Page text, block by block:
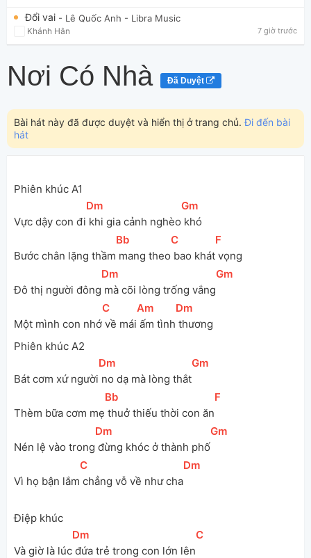
Đổi vai - Lê Quốc Anh - Libra Music
Khánh Hân 7 giờ trước
Nơi Có Nhà Đã Duyệt
Bài hát này đã được duyệt và hiển thị ở trang chủ.Đi đến bài
hát
Phiên khúc A1
Vực dậy con đi
[Dm
khi gia cảnh nghèo
[
Gm
khó
Bước chân lặng thầm
[Bb
mang theo
[
C
bao khát
[F
vọng
Đô thị người đông
[Dm
mà cõi lòng trống vắng
[
Gm
Một mình con nhớ
[
C
về mái
[
Am
ấm tình
[Dm
thương
Phiên khúc A2
Bát cơm xứ người
[Dm
no dạ mà lòng thắt
[
Gm
Thèm bữa cơm mẹ
[Bb
thuở thiếu thời con ăn
[F
Nén lệ vào trong
[Dm
đừng khóc ở thành phố
[
Gm
Vì họ bận lắm
[
C
chẳng vỗ về như cha
[Dm
Điệp khúc
Và giờ là lúc
[Dm
đứa trẻ trong con lớn lên
[
C